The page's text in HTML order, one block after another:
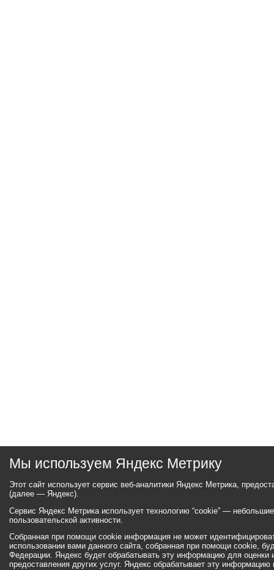
Мы используем Яндекс Метрику
Этот сайт использует сервис веб-аналитики Яндекс Метрика,
(далее — Яндекс).
Сервис Яндекс Метрика использует технологию “cookie” —
пользовательской активности.
Собранная при помощи cookie информация не может
использовании вами данного сайта, собранная при помощи cookie,
Федерации. Яндекс будет обрабатывать эту информацию для оценки
предоставления других услуг. Яндекс обрабатывает эту